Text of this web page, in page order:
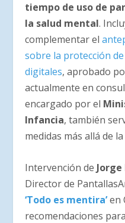
tiempo de uso de
la salud mental.
complementar el
sobre la protección
digitales, aprobado
actualmente en
encargado por el
Infancia, también
medidas más allá de la
Intervención de Jorge
Director de
‘Todo es mentira’en
recomendaciones